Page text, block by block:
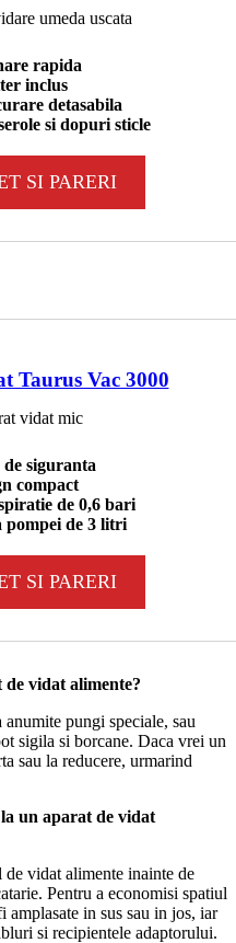
rapida
inclus
detasabila
si dopuri sticle
SI PARERI
Taurus Vac 3000
de siguranta
compact
de 0,6 bari
pompei de 3 litri
SI PARERI
vidat alimente?
pungi speciale, sau
sigila si borcane. Daca vrei un
sau la reducere, urmarind
un aparat de vidat
vidat alimente inainte de
Pentru a economisi spatiul
in sus sau in jos, iar
si recipientele adaptorului.